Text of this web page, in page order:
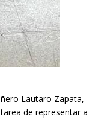
Lautaro Zapata,
de representar a